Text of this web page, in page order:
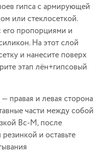
гипса с армирующей
или стеклосеткой.
его пропорциями и
На этот слой
и нанесите поверх
этап лён+гипсовый
правая и левая сторона
части между собой
Вс-М, после
и оставьте